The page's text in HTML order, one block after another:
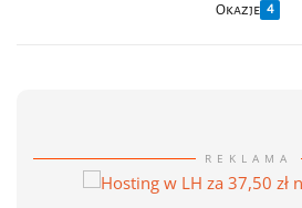
Okazje 4
REKLAMA